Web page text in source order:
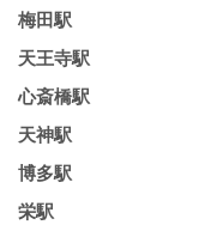
梅田駅
天王寺駅
心斎橋駅
天神駅
博多駅
栄駅